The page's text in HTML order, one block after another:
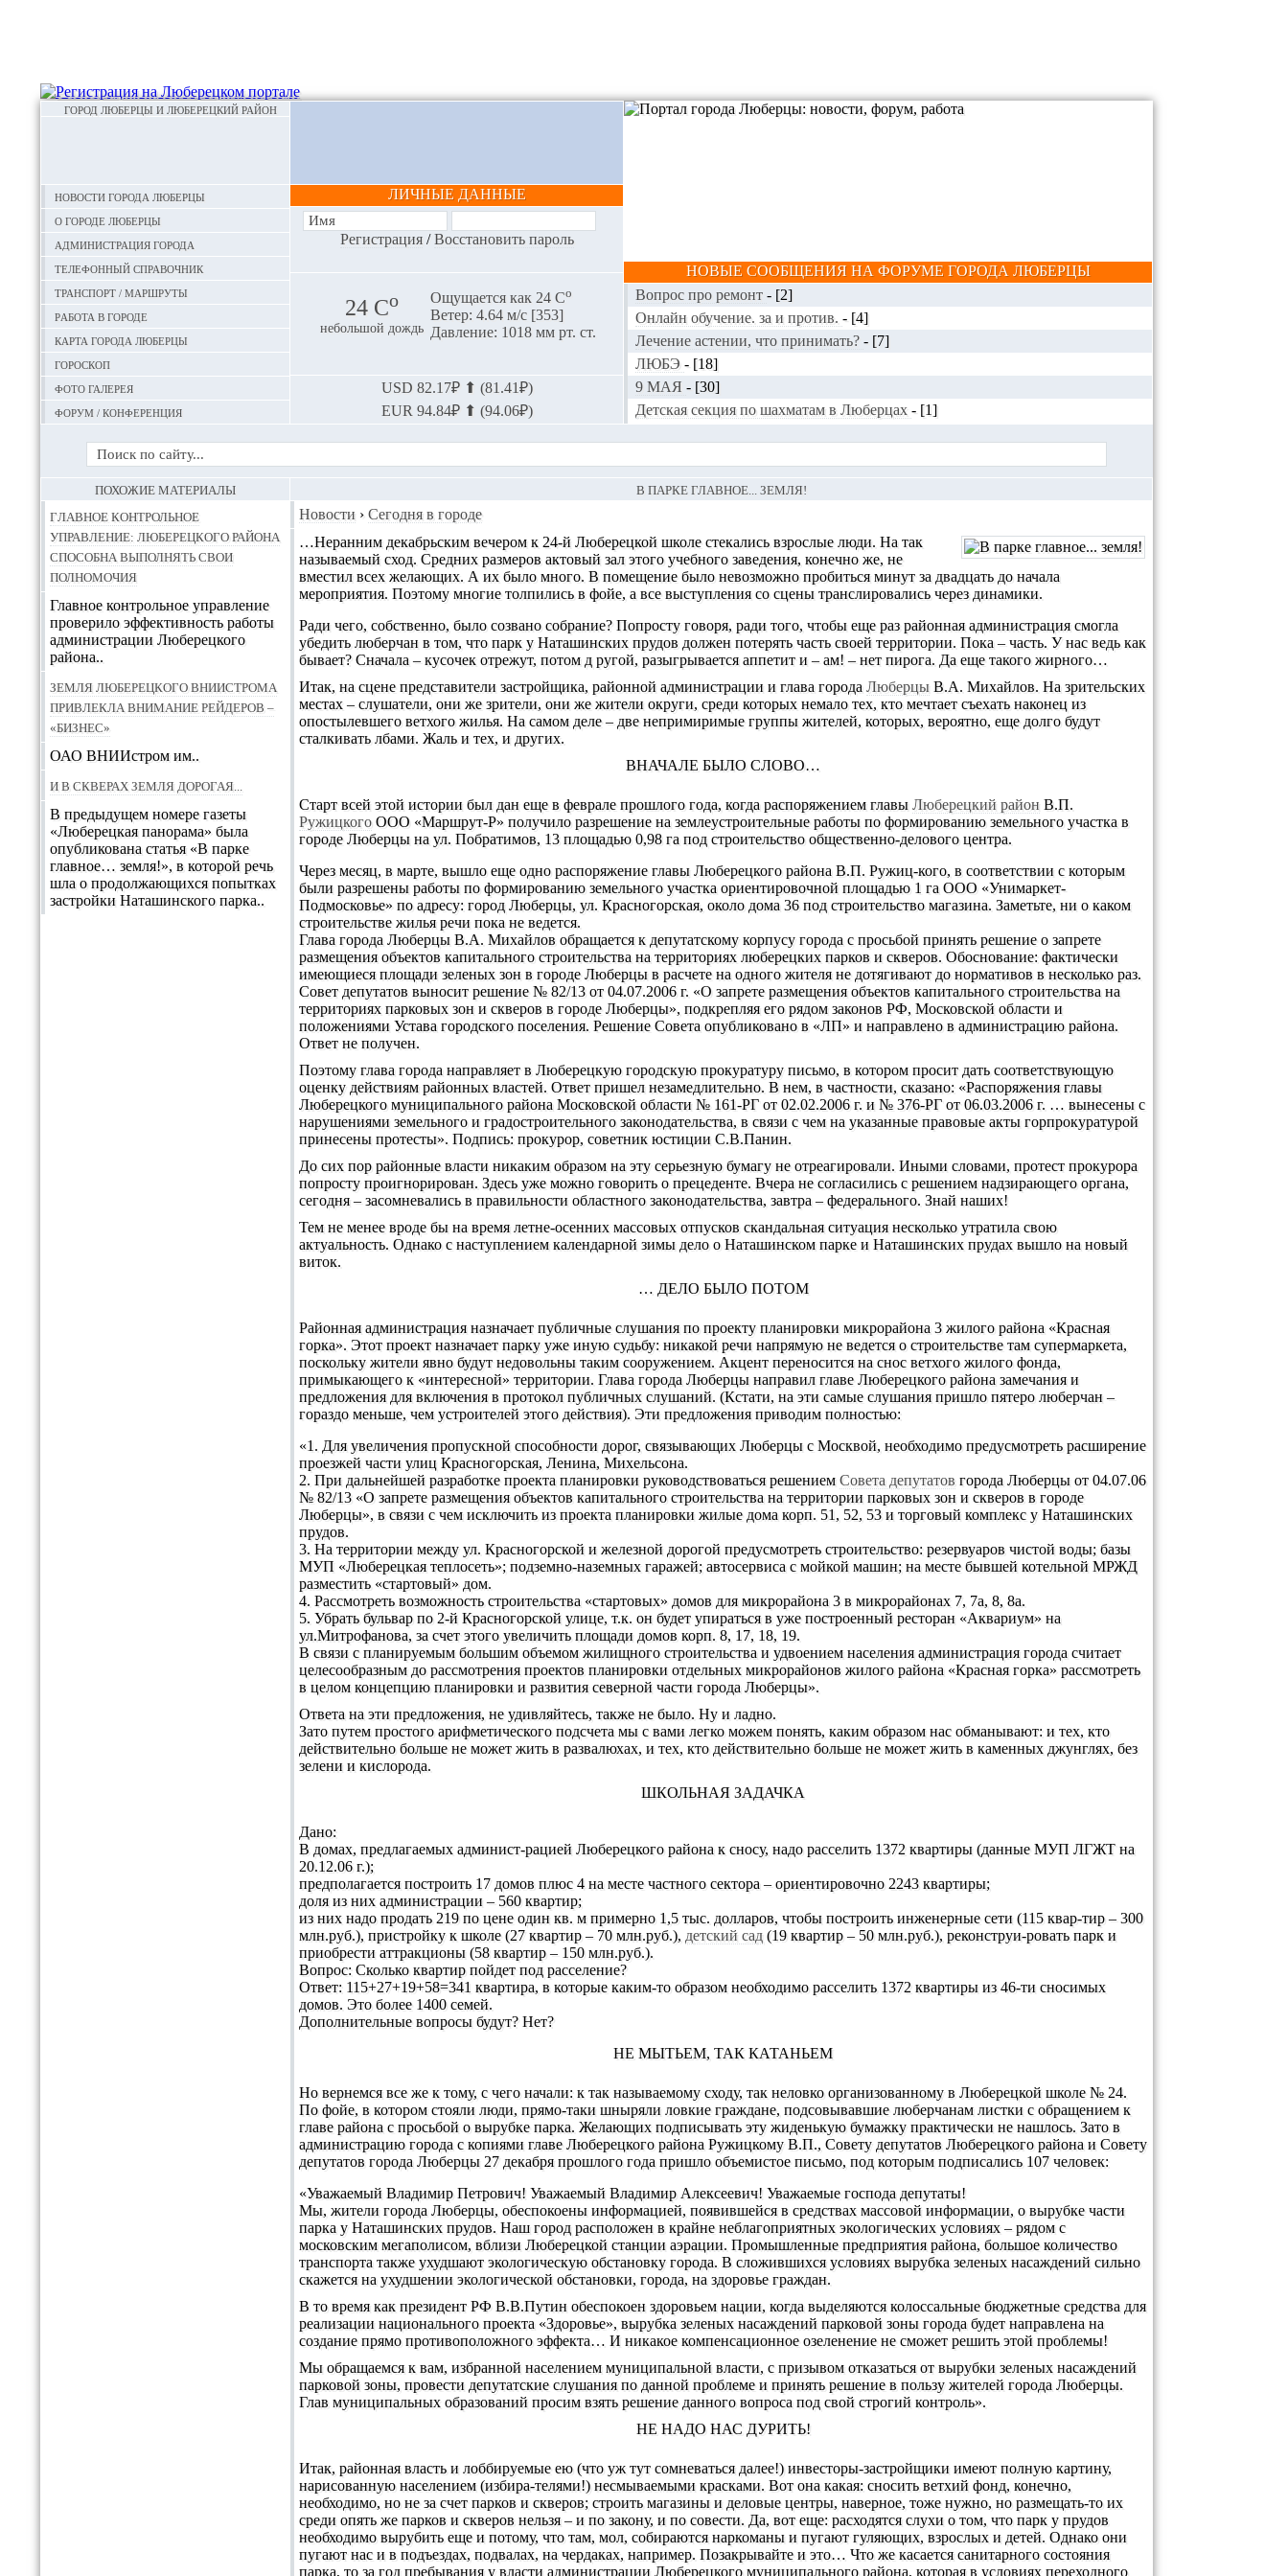
ГОРОД ЛЮБЕРЦЫ И ЛЮБЕРЕЦКИЙ РАЙОН
Новости города Люберцы
О городе Люберцы
Администрация города
Телефонный справочник
Транспорт / маршруты
Работа в городе
Карта города Люберцы
Гороскоп
Фото галерея
Форум / конференция
ЛИЧНЫЕ ДАННЫЕ
Регистрация/Восстановить пароль
24 Сo
небольшой дождь
Ощущается как 24 Сo
Ветер: 4.64 м/с [353]
Давление: 1018 мм рт. ст.
USD 82.17₽ ⬆ (81.41₽)
EUR 94.84₽ ⬆ (94.06₽)
НОВЫЕ СООБЩЕНИЯ НА ФОРУМЕ ГОРОДА ЛЮБЕРЦЫ
Вопрос про ремонт - [2]
Онлайн обучение. за и против. - [4]
Лечение астении, что принимать? - [7]
ЛЮБЭ - [18]
9 МАЯ - [30]
Детская секция по шахматам в Люберцах - [1]
В ПАРКЕ ГЛАВНОЕ... ЗЕМЛЯ!
Новости › Сегодня в городе
…Неранним декабрьским вечером к 24-й Люберецкой школе стекались взрослые люди. На так
называемый сход. Средних размеров актовый зал этого учебного заведения, конечно же, не
вместил всех желающих. А их было много. В помещение было невозможно пробиться минут за двадцать до начала
мероприятия. Поэтому многие толпились в фойе, а все выступления со сцены транслировались через динамики.
Ради чего, собственно, было созвано собрание? Попросту говоря, ради того, чтобы еще раз районная администрация смогла
убедить люберчан в том, что парк у Наташинских прудов должен потерять часть своей территории. Пока – часть. У нас ведь как
бывает? Сначала – кусочек отрежут, потом д ругой, разыгрывается аппетит и – ам! – нет пирога. Да еще такого жирного…
Итак, на сцене представители застройщика, районной администрации и глава города Люберцы В.А. Михайлов. На зрительских
местах – слушатели, они же зрители, они же жители округи, среди которых немало тех, кто мечтает съехать наконец из
опостылевшего ветхого жилья. На самом деле – две непримиримые группы жителей, которых, вероятно, еще долго будут
сталкивать лбами. Жаль и тех, и других.
ВНАЧАЛЕ БЫЛО СЛОВО…
Старт всей этой истории был дан еще в феврале прошлого года, когда распоряжением главы Люберецкий район В.П.
Ружицкого ООО «Маршрут-Р» получило разрешение на землеустроительные работы по формированию земельного участка в
городе Люберцы на ул. Побратимов, 13 площадью 0,98 га под строительство общественно-делового центра.
Через месяц, в марте, вышло еще одно распоряжение главы Люберецкого района В.П. Ружиц-кого, в соответствии с которым
были разрешены работы по формированию земельного участка ориентировочной площадью 1 га ООО «Унимаркет-
Подмосковье» по адресу: город Люберцы, ул. Красногорская, около дома 36 под строительство магазина. Заметьте, ни о каком
строительстве жилья речи пока не ведется.
Глава города Люберцы В.А. Михайлов обращается к депутатскому корпусу города с просьбой принять решение о запрете
размещения объектов капитального строительства на территориях люберецких парков и скверов. Обоснование: фактически
имеющиеся площади зеленых зон в городе Люберцы в расчете на одного жителя не дотягивают до нормативов в несколько раз.
Совет депутатов выносит решение № 82/13 от 04.07.2006 г. «О запрете размещения объектов капитального строительства на
территориях парковых зон и скверов в городе Люберцы», подкрепляя его рядом законов РФ, Московской области и
положениями Устава городского поселения. Решение Совета опубликовано в «ЛП» и направлено в администрацию района.
Ответ не получен.
Поэтому глава города направляет в Люберецкую городскую прокуратуру письмо, в котором просит дать соответствующую
оценку действиям районных властей. Ответ пришел незамедлительно. В нем, в частности, сказано: «Распоряжения главы
Люберецкого муниципального района Московской области № 161-РГ от 02.02.2006 г. и № 376-РГ от 06.03.2006 г. … вынесены с
нарушениями земельного и градостроительного законодательства, в связи с чем на указанные правовые акты горпрокуратурой
принесены протесты». Подпись: прокурор, советник юстиции С.В.Панин.
До сих пор районные власти никаким образом на эту серьезную бумагу не отреагировали. Иными словами, протест прокурора
попросту проигнорирован. Здесь уже можно говорить о прецеденте. Вчера не согласились с решением надзирающего органа,
сегодня – засомневались в правильности областного законодательства, завтра – федерального. Знай наших!
Тем не менее вроде бы на время летне-осенних массовых отпусков скандальная ситуация несколько утратила свою
актуальность. Однако с наступлением календарной зимы дело о Наташинском парке и Наташинских прудах вышло на новый
виток.
… ДЕЛО БЫЛО ПОТОМ
Районная администрация назначает публичные слушания по проекту планировки микрорайона 3 жилого района «Красная
горка». Этот проект назначает парку уже иную судьбу: никакой речи напрямую не ведется о строительстве там супермаркета,
поскольку жители явно будут недовольны таким сооружением. Акцент переносится на снос ветхого жилого фонда,
примыкающего к «интересной» территории. Глава города Люберцы направил главе Люберецкого района замечания и
предложения для включения в протокол публичных слушаний. (Кстати, на эти самые слушания пришло пятеро люберчан –
гораздо меньше, чем устроителей этого действия). Эти предложения приводим полностью:
«1. Для увеличения пропускной способности дорог, связывающих Люберцы с Москвой, необходимо предусмотреть расширение
проезжей части улиц Красногорская, Ленина, Михельсона.
2. При дальнейшей разработке проекта планировки руководствоваться решением Совета депутатов города Люберцы от 04.07.06
№ 82/13 «О запрете размещения объектов капитального строительства на территории парковых зон и скверов в городе
Люберцы», в связи с чем исключить из проекта планировки жилые дома корп. 51, 52, 53 и торговый комплекс у Наташинских
прудов.
3. На территории между ул. Красногорской и железной дорогой предусмотреть строительство: резервуаров чистой воды; базы
МУП «Люберецкая теплосеть»; подземно-наземных гаражей; автосервиса с мойкой машин; на месте бывшей котельной МРЖД
разместить «стартовый» дом.
4. Рассмотреть возможность строительства «стартовых» домов для микрорайона 3 в микрорайонах 7, 7а, 8, 8а.
5. Убрать бульвар по 2-й Красногорской улице, т.к. он будет упираться в уже построенный ресторан «Аквариум» на
ул.Митрофанова, за счет этого увеличить площади домов корп. 8, 17, 18, 19.
В связи с планируемым большим объемом жилищного строительства и удвоением населения администрация города считает
целесообразным до рассмотрения проектов планировки отдельных микрорайонов жилого района «Красная горка» рассмотреть
в целом концепцию планировки и развития северной части города Люберцы».
Ответа на эти предложения, не удивляйтесь, также не было. Ну и ладно.
Зато путем простого арифметического подсчета мы с вами легко можем понять, каким образом нас обманывают: и тех, кто
действительно больше не может жить в развалюхах, и тех, кто действительно больше не может жить в каменных джунглях, без
зелени и кислорода.
ШКОЛЬНАЯ ЗАДАЧКА
Дано:
В домах, предлагаемых админист-рацией Люберецкого района к сносу, надо расселить 1372 квартиры (данные МУП ЛГЖТ на
20.12.06 г.);
предполагается построить 17 домов плюс 4 на месте частного сектора – ориентировочно 2243 квартиры;
доля из них администрации – 560 квартир;
из них надо продать 219 по цене один кв. м примерно 1,5 тыс. долларов, чтобы построить инженерные сети (115 квар-тир – 300
млн.руб.), пристройку к школе (27 квартир – 70 млн.руб.), детский сад (19 квартир – 50 млн.руб.), реконструи-ровать парк и
приобрести аттракционы (58 квартир – 150 млн.руб.).
Вопрос: Сколько квартир пойдет под расселение?
Ответ: 115+27+19+58=341 квартира, в которые каким-то образом необходимо расселить 1372 квартиры из 46-ти сносимых
домов. Это более 1400 семей.
Дополнительные вопросы будут? Нет?
НЕ МЫТЬЕМ, ТАК КАТАНЬЕМ
Но вернемся все же к тому, с чего начали: к так называемому сходу, так неловко организованному в Люберецкой школе № 24.
По фойе, в котором стояли люди, прямо-таки шныряли ловкие граждане, подсовывавшие люберчанам листки с обращением к
главе района с просьбой о вырубке парка. Желающих подписывать эту жиденькую бумажку практически не нашлось. Зато в
администрацию города с копиями главе Люберецкого района Ружицкому В.П., Совету депутатов Люберецкого района и Совету
депутатов города Люберцы 27 декабря прошлого года пришло объемистое письмо, под которым подписались 107 человек:
«Уважаемый Владимир Петрович! Уважаемый Владимир Алексеевич! Уважаемые господа депутаты!
Мы, жители города Люберцы, обеспокоены информацией, появившейся в средствах массовой информации, о вырубке части
парка у Наташинских прудов. Наш город расположен в крайне неблагоприятных экологических условиях – рядом с
московским мегаполисом, вблизи Люберецкой станции аэрации. Промышленные предприятия района, большое количество
транспорта также ухудшают экологическую обстановку города. В сложившихся условиях вырубка зеленых насаждений сильно
скажется на ухудшении экологической обстановки, города, на здоровье граждан.
В то время как президент РФ В.В.Путин обеспокоен здоровьем нации, когда выделяются колоссальные бюджетные средства для
реализации национального проекта «Здоровье», вырубка зеленых насаждений парковой зоны города будет направлена на
создание прямо противоположного эффекта… И никакое компенсационное озеленение не сможет решить этой проблемы!
Мы обращаемся к вам, избранной населением муниципальной власти, с призывом отказаться от вырубки зеленых насаждений
парковой зоны, провести депутатские слушания по данной проблеме и принять решение в пользу жителей города Люберцы.
Глав муниципальных образований просим взять решение данного вопроса под свой строгий контроль».
НЕ НАДО НАС ДУРИТЬ!
Итак, районная власть и лоббируемые ею (что уж тут сомневаться далее!) инвесторы-застройщики имеют полную картину,
нарисованную населением (избира-телями!) несмываемыми красками. Вот она какая: сносить ветхий фонд, конечно,
необходимо, но не за счет парков и скверов; строить магазины и деловые центры, наверное, тоже нужно, но размещать-то их
среди опять же парков и скверов нельзя – и по закону, и по совести. Да, вот еще: расходятся слухи о том, что парк у прудов
необходимо вырубить еще и потому, что там, мол, собираются наркоманы и пугают гуляющих, взрослых и детей. Однако они
пугают нас и в подъездах, подвалах, на чердаках, например. Позакрывайте и это… Что же касается санитарного состояния
парка, то за год пребывания у власти администрации Люберецкого муниципального района, которая в условиях переходного
ПОХОЖИЕ МАТЕРИАЛЫ
Главное контрольное
управление: Люберецкого района
способна выполнять свои
полномочия
Главное контрольное управление
проверило эффективность работы
администрации Люберецкого
района..
Земля люберецкого ВНИИстрома
привлекла внимание рейдеров –
«Бизнес»
ОАО ВНИИстром им..
И в скверах земля дорогая...
В предыдущем номере газеты
«Люберецкая панорама» была
опубликована статья «В парке
главное… земля!», в которой речь
шла о продолжающихся попытках
застройки Наташинского парка..